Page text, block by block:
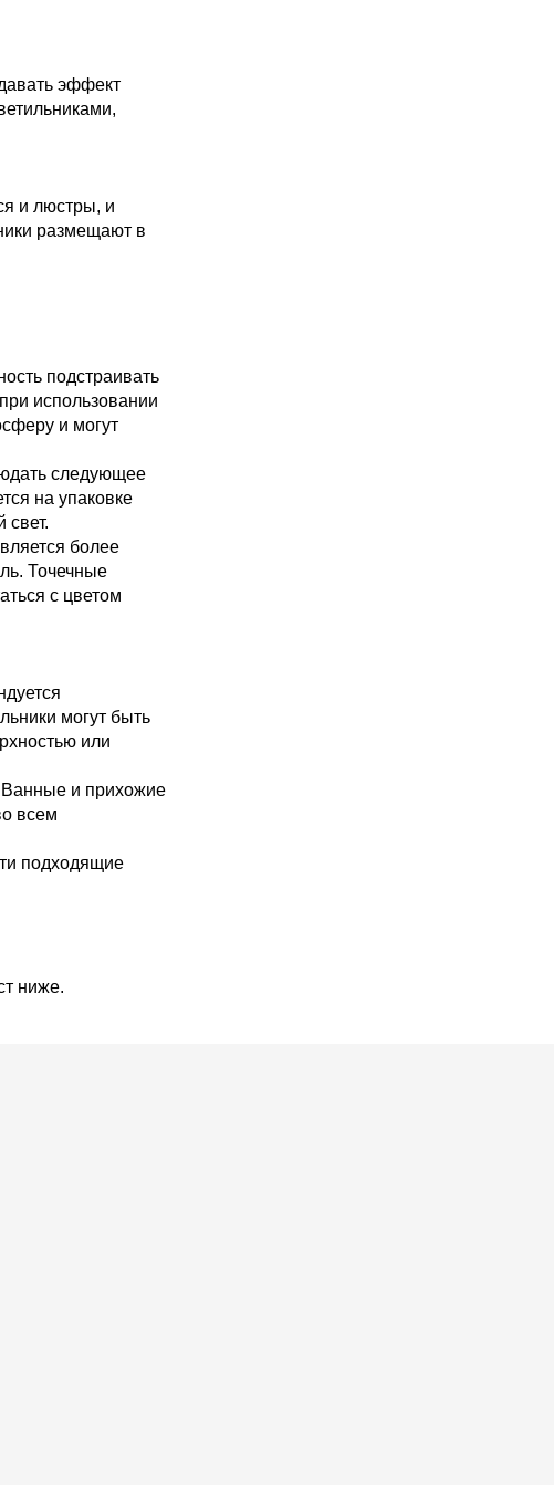
эффект
и люстры, и
размещают в
подстраивать
использовании
и могут
следующее
на упаковке
более
Точечные
с цветом
могут быть
или
Ванные и прихожие
всем
подходящие
ниже.